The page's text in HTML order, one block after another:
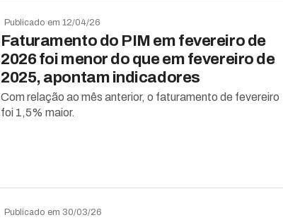
Publicado em 12/04/26
Faturamento do PIM em fevereiro de
2026 foi menor do que em fevereiro de
2025, apontam indicadores
Com relação ao mês anterior, o faturamento de fevereiro
foi 1,5% maior.
Publicado em 30/03/26